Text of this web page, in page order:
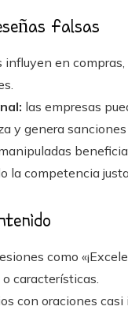
falsas
influyen en
las empresas
y genera
la competencia
como
características.
con oraciones casi